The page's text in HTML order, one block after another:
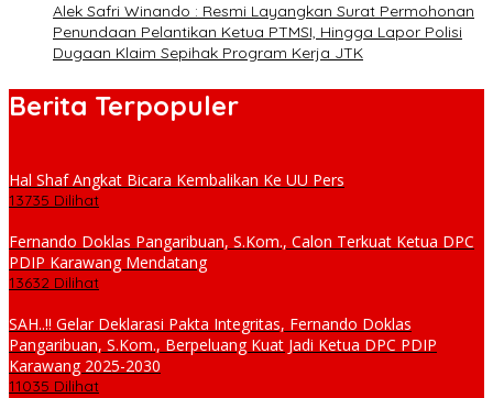
Alek Safri Winando : Resmi Layangkan Surat Permohonan
Penundaan Pelantikan Ketua PTMSI, Hingga Lapor Polisi
Dugaan Klaim Sepihak Program Kerja JTK
Berita Terpopuler
Hal Shaf Angkat Bicara Kembalikan Ke UU Pers
13735 Dilihat
Fernando Doklas Pangaribuan, S.Kom., Calon Terkuat Ketua DPC
PDIP Karawang Mendatang
13632 Dilihat
SAH..!! Gelar Deklarasi Pakta Integritas, Fernando Doklas
Pangaribuan, S.Kom., Berpeluang Kuat Jadi Ketua DPC PDIP
Karawang 2025-2030
11035 Dilihat